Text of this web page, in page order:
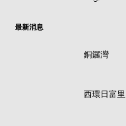
最新消息
銅鑼灣
西環日富里